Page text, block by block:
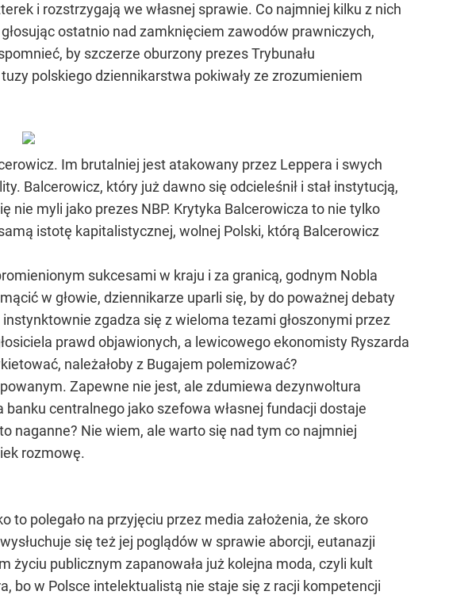
i rozstrzygają we własnej sprawie. Co najmniej kilku z nich
ostatnio nad zamknięciem zawodów prawniczych,
by szczerze oburzony prezes Trybunału
polskiego dziennikarstwa pokiwały ze zrozumieniem
Im brutalniej jest atakowany przez Leppera i swych
Balcerowicz, który już dawno się odcieleśnił i stał instytucją,
nie myli jako prezes NBP. Krytyka Balcerowicza to nie tylko
istotę kapitalistycznej, wolnej Polski, którą Balcerowicz
sukcesami w kraju i za granicą, godnym Nobla
w głowie, dziennikarze uparli się, by do poważnej debaty
zgadza się z wieloma tezami głoszonymi przez
prawd objawionych, a lewicowego ekonomisty Ryszarda
należałoby z Bugajem polemizować?
Zapewne nie jest, ale zdumiewa dezynwoltura
centralnego jako szefowa własnej fundacji dostaje
naganne? Nie wiem, ale warto się nad tym co najmniej
rozmowę.
polegało na przyjęciu przez media założenia, że skoro
się też jej poglądów w sprawie aborcji, eutanazji
życiu publicznym zapanowała już kolejna moda, czyli kult
bo w Polsce intelektualistą nie staje się z racji kompetencji